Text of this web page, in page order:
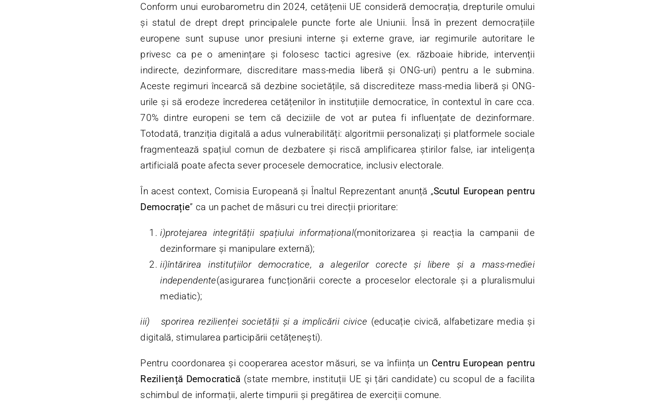
Conform unui eurobarometru din 2024, cetățenii UE consideră democrația, drepturile omului
și statul de drept drept principalele puncte forte ale Uniunii. Însă în prezent democrațiile
europene sunt supuse unor presiuni interne și externe grave, iar regimurile autoritare le
privesc ca pe o amenințare și folosesc tactici agresive (ex. războaie hibride, intervenții
indirecte, dezinformare, discreditare mass-media liberă și ONG-uri) pentru a le submina.
Aceste regimuri încearcă să dezbine societățile, să discrediteze mass-media liberă și ONG-
urile și să erodeze încrederea cetățenilor în instituțiile democratice, în contextul în care cca.
70% dintre europeni se tem că deciziile de vot ar putea fi influențate de dezinformare.
Totodată, tranziția digitală a adus vulnerabilități: algoritmii personalizați și platformele sociale
fragmentează spațiul comun de dezbatere și riscă amplificarea știrilor false, iar inteligența
artificială poate afecta sever procesele democratice, inclusiv electorale.
În acest context, Comisia Europeană și Înaltul Reprezentant anunță „Scutul European pentru
Democrație” ca un pachet de măsuri cu trei direcții prioritare:
i)protejarea integrității spațiului informațional(monitorizarea și reacția la campanii de
dezinformare și manipulare externă);
ii)întărirea instituțiilor democratice, a alegerilor corecte și libere și a mass-mediei
independente(asigurarea funcționării corecte a proceselor electorale și a pluralismului
mediatic);
iii) sporirea rezilienței societății și a implicării civice (educație civică, alfabetizare media și
digitală, stimularea participării cetățenești).
Pentru coordonarea și cooperarea acestor măsuri, se va înființa un Centru European pentru
Reziliență Democratică (state membre, instituții UE şi țări candidate) cu scopul de a facilita
schimbul de informații, alerte timpurii și pregătirea de exerciții comune.